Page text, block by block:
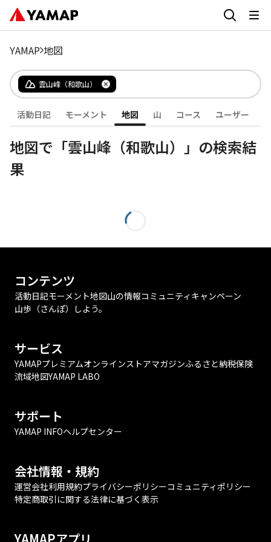
YAMAP 地図
雲山峰（和歌山）
活動日記 モーメント 地図 山 コース ユーザー
地図で「雲山峰（和歌山）」の検索結
果
コンテンツ
活動日記モーメント地図山の情報コミュニティ キャンペーン
山歩（さんぽ）しよう。
サービス
YAMAPプレミアムオンラインストアマガジンふるさと納税保険
流域地図YAMAP LABO
サポート
YAMAP INFOヘルプセンター
会社情報・規約
運営会社利用規約プライバシーポリシーコミュニティポリシー
特定商取引に関する法律に基づく表示